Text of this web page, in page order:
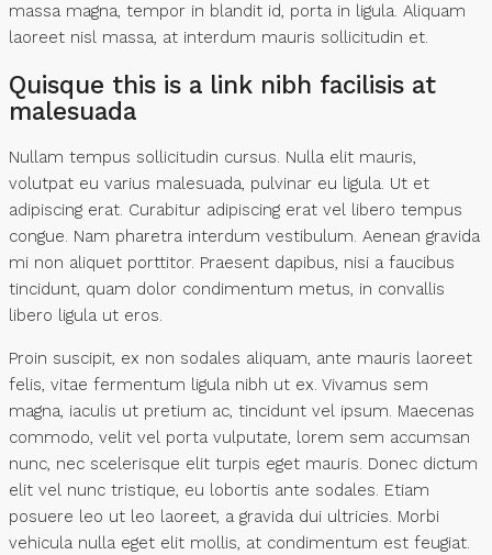
massa magna, tempor in blandit id, porta in ligula. Aliquam
laoreet nisl massa, at interdum mauris sollicitudin et.
Quisque this is a link nibh facilisis at
malesuada
Nullam tempus sollicitudin cursus. Nulla elit mauris,
volutpat eu varius malesuada, pulvinar eu ligula. Ut et
adipiscing erat. Curabitur adipiscing erat vel libero tempus
congue. Nam pharetra interdum vestibulum. Aenean gravida
mi non aliquet porttitor. Praesent dapibus, nisi a faucibus
tincidunt, quam dolor condimentum metus, in convallis
libero ligula ut eros.
Proin suscipit, ex non sodales aliquam, ante mauris laoreet
felis, vitae fermentum ligula nibh ut ex. Vivamus sem
magna, iaculis ut pretium ac, tincidunt vel ipsum. Maecenas
commodo, velit vel porta vulputate, lorem sem accumsan
nunc, nec scelerisque elit turpis eget mauris. Donec dictum
elit vel nunc tristique, eu lobortis ante sodales. Etiam
posuere leo ut leo laoreet, a gravida dui ultricies. Morbi
vehicula nulla eget elit mollis, at condimentum est feugiat.